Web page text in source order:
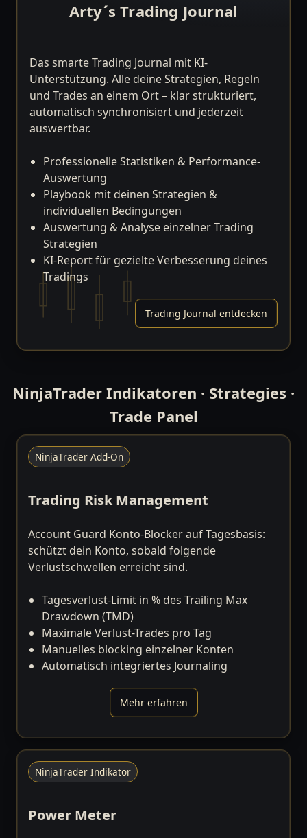
Arty´s Trading Journal
Das smarte Trading Journal mit KI-
Unterstützung. Alle deine Strategien, Regeln
und Trades an einem Ort – klar strukturiert,
automatisch synchronisiert und jederzeit
auswertbar.
Professionelle Statistiken & Performance-
Auswertung
Playbook mit deinen Strategien &
individuellen Bedingungen
Auswertung & Analyse einzelner Trading
Strategien
KI-Report für gezielte Verbesserung deines
Tradings
Trading Journal entdecken
NinjaTrader Indikatoren · Strategies ·
Trade Panel
NinjaTrader Add-On
Trading Risk Management
Account Guard Konto-Blocker auf Tagesbasis:
schützt dein Konto, sobald folgende
Verlustschwellen erreicht sind.
Tagesverlust-Limit in % des Trailing Max
Drawdown (TMD)
Maximale Verlust-Trades pro Tag
Manuelles blocking einzelner Konten
Automatisch integriertes Journaling
Mehr erfahren
NinjaTrader Indikator
Power Meter